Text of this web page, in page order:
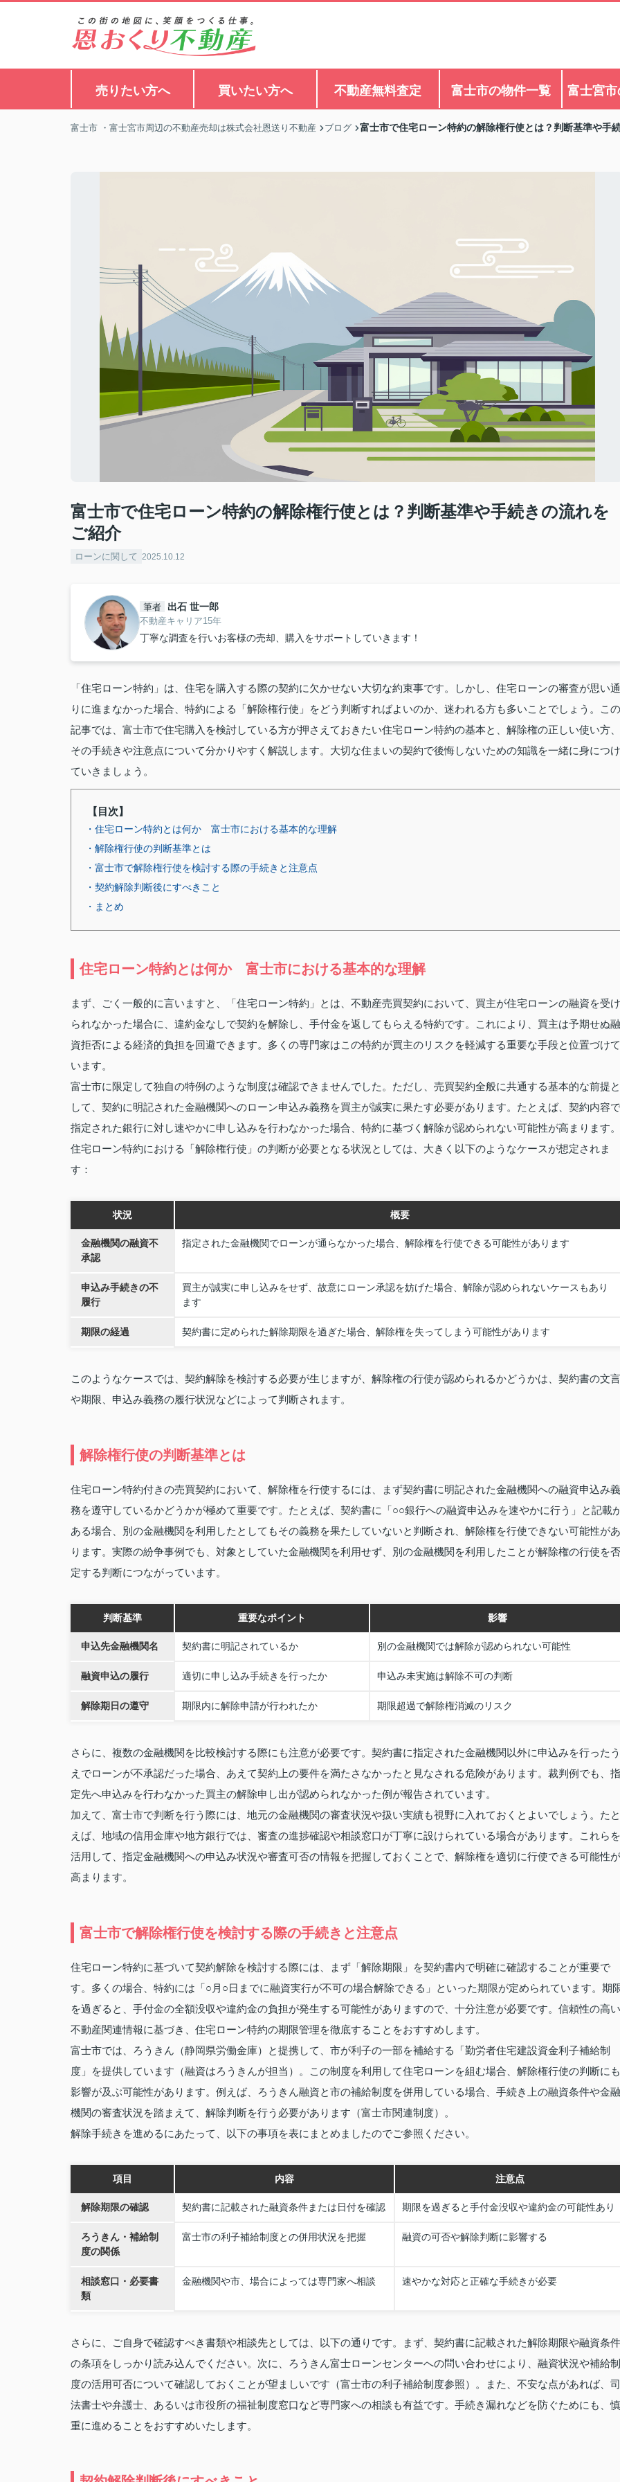
売りたい方へ 買いたい方へ 不動産無料査定 富士市の物件一覧 富士宮
富士市 ・富士宮市周辺の不動産売却は株式会社恩送り不動産 ブログ 富士市で住宅ローン特約の解除権行使とは？判断基準や手
富士市で住宅ローン特約の解除権行使とは？判断基準や手続きの流れを
ご紹介
ローンに関して 2025.10.12
筆者 出石 世一郎
不動産キャリア15年
丁寧な調査を行いお客様の売却、購入をサポートしていきます！
「住宅ローン特約」は、住宅を購入する際の契約に欠かせない大切な約束事です。しかし、住宅ローンの審査が思い通
りに進まなかった場合、特約による「解除権行使」をどう判断すればよいのか、迷われる方も多いことでしょう。この
記事では、富士市で住宅購入を検討している方が押さえておきたい住宅ローン特約の基本と、解除権の正しい使い方、
その手続きや注意点について分かりやすく解説します。大切な住まいの契約で後悔しないための知識を一緒に身につけ
ていきましょう。
【目次】
・住宅ローン特約とは何か 富士市における基本的な理解
・解除権行使の判断基準とは
・富士市で解除権行使を検討する際の手続きと注意点
・契約解除判断後にすべきこと
・まとめ
住宅ローン特約とは何か 富士市における基本的な理解
まず、ごく一般的に言いますと、「住宅ローン特約」とは、不動産売買契約において、買主が住宅ローンの融資を受け
られなかった場合に、違約金なしで契約を解除し、手付金を返してもらえる特約です。これにより、買主は予期せぬ融
資拒否による経済的負担を回避できます。多くの専門家はこの特約が買主のリスクを軽減する重要な手段と位置づけて
います。
富士市に限定して独自の特例のような制度は確認できませんでした。ただし、売買契約全般に共通する基本的な前提と
して、契約に明記された金融機関へのローン申込み義務を買主が誠実に果たす必要があります。たとえば、契約内容で
指定された銀行に対し速やかに申し込みを行わなかった場合、特約に基づく解除が認められない可能性が高まります。
住宅ローン特約における「解除権行使」の判断が必要となる状況としては、大きく以下のようなケースが想定されま
す：
状況 概要
金融機関の融資不
承認
指定された金融機関でローンが通らなかった場合、解除権を行使できる可能性があります
申込み手続きの不
履行
買主が誠実に申し込みをせず、故意にローン承認を妨げた場合、解除が認められないケースもあり
ます
期限の経過 契約書に定められた解除期限を過ぎた場合、解除権を失ってしまう可能性があります
このようなケースでは、契約解除を検討する必要が生じますが、解除権の行使が認められるかどうかは、契約書の文言
や期限、申込み義務の履行状況などによって判断されます。
解除権行使の判断基準とは
住宅ローン特約付きの売買契約において、解除権を行使するには、まず契約書に明記された金融機関への融資申込み義
務を遵守しているかどうかが極めて重要です。たとえば、契約書に「○○銀行への融資申込みを速やかに行う」と記載
ある場合、別の金融機関を利用したとしてもその義務を果たしていないと判断され、解除権を行使できない可能性があ
ります。実際の紛争事例でも、対象としていた金融機関を利用せず、別の金融機関を利用したことが解除権の行使を否
定する判断につながっています。
判断基準 重要なポイント 影響
申込先金融機関名 契約書に明記されているか 別の金融機関では解除が認められない可能性
融資申込の履行 適切に申し込み手続きを行ったか 申込み未実施は解除不可の判断
解除期日の遵守 期限内に解除申請が行われたか 期限超過で解除権消滅のリスク
さらに、複数の金融機関を比較検討する際にも注意が必要です。契約書に指定された金融機関以外に申込みを行ったう
えでローンが不承認だった場合、あえて契約上の要件を満たさなかったと見なされる危険があります。裁判例でも、指
定先へ申込みを行わなかった買主の解除申し出が認められなかった例が報告されています。
加えて、富士市で判断を行う際には、地元の金融機関の審査状況や扱い実績も視野に入れておくとよいでしょう。たと
えば、地域の信用金庫や地方銀行では、審査の進捗確認や相談窓口が丁寧に設けられている場合があります。これらを
活用して、指定金融機関への申込み状況や審査可否の情報を把握しておくことで、解除権を適切に行使できる可能性が
高まります。
富士市で解除権行使を検討する際の手続きと注意点
住宅ローン特約に基づいて契約解除を検討する際には、まず「解除期限」を契約書内で明確に確認することが重要で
す。多くの場合、特約には「○月○日までに融資実行が不可の場合解除できる」といった期限が定められています。期
を過ぎると、手付金の全額没収や違約金の負担が発生する可能性がありますので、十分注意が必要です。信頼性の高い
不動産関連情報に基づき、住宅ローン特約の期限管理を徹底することをおすすめします。
富士市では、ろうきん（静岡県労働金庫）と提携して、市が利子の一部を補給する「勤労者住宅建設資金利子補給制
度」を提供しています（融資はろうきんが担当）。この制度を利用して住宅ローンを組む場合、解除権行使の判断にも
影響が及ぶ可能性があります。例えば、ろうきん融資と市の補給制度を併用している場合、手続き上の融資条件や金融
機関の審査状況を踏まえて、解除判断を行う必要があります（富士市関連制度）。
解除手続きを進めるにあたって、以下の事項を表にまとめましたのでご参照ください。
項目 内容 注意点
解除期限の確認 契約書に記載された融資条件または日付を確認 期限を過ぎると手付金没収や違約金の可能性あり
ろうきん・補給制
度の関係
富士市の利子補給制度との併用状況を把握 融資の可否や解除判断に影響する
相談窓口・必要書
類
金融機関や市、場合によっては専門家へ相談 速やかな対応と正確な手続きが必要
さらに、ご自身で確認すべき書類や相談先としては、以下の通りです。まず、契約書に記載された解除期限や融資条件
の条項をしっかり読み込んでください。次に、ろうきん富士ローンセンターへの問い合わせにより、融資状況や補給制
度の活用可否について確認しておくことが望ましいです（富士市の利子補給制度参照）。また、不安な点があれば、司
法書士や弁護士、あるいは市役所の福祉制度窓口など専門家への相談も有益です。手続き漏れなどを防ぐためにも、慎
重に進めることをおすすめいたします。